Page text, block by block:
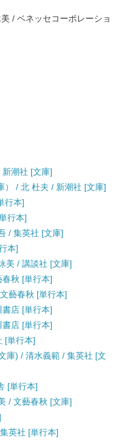
/ ベネッセコーポレーショ
潮社 [文庫]
） / 北 杜夫 / 新潮社 [文庫]
行本]
行本]
/ 集英社 [文庫]
本]
美 / 講談社 [文庫]
秋 [単行本]
藝春秋 [単行本]
店 [単行本]
店 [単行本]
[単行本]
庫) / 清水義範 / 集英社 [文
[単行本]
/ 文藝春秋 [文庫]
英社 [単行本]